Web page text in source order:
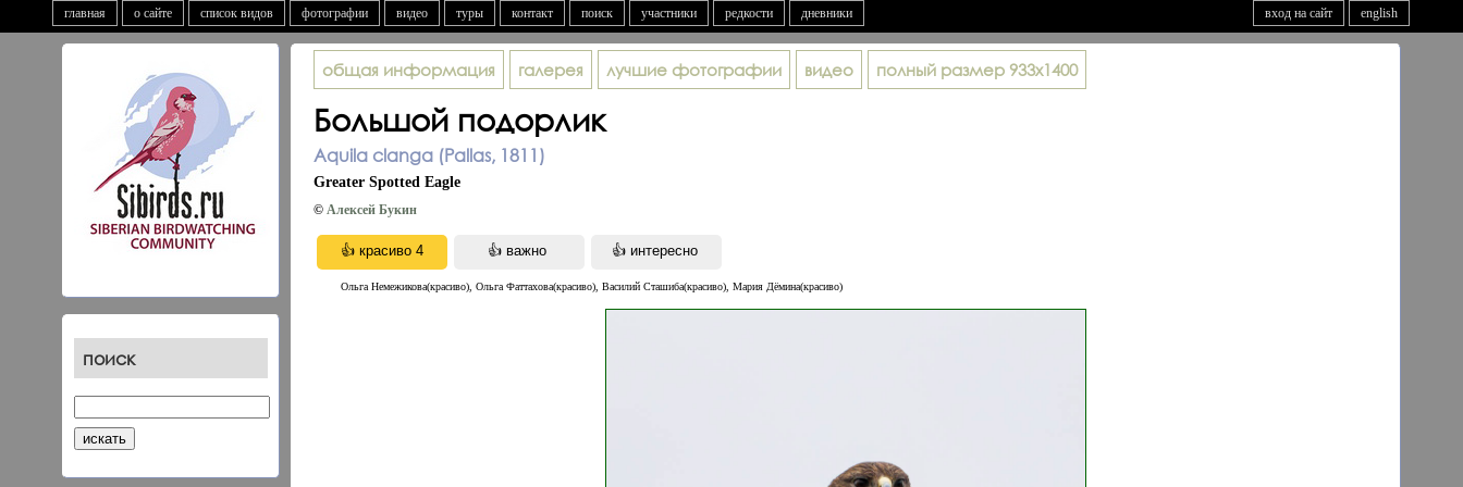
главная о сайте список видов фотографии видео туры контакт поиск участники редкости дневники english
вход на сайт
поиск
общая информация галерея лучшие фотографии видео полный размер 933x1400
Большой подорлик
Aquila clanga (Pallas, 1811)
Greater Spotted Eagle
© Алексей Букин
Ольга Немежикова(красиво), Oльга Фаттахова(красиво), Василий Сташиба(красиво), Мария Дёмина(красиво)